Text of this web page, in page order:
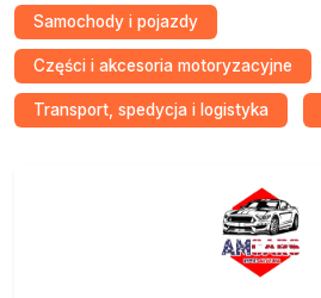
Samochody i pojazdy
Części i akcesoria motoryzacyjne
Transport, spedycja i logistyka